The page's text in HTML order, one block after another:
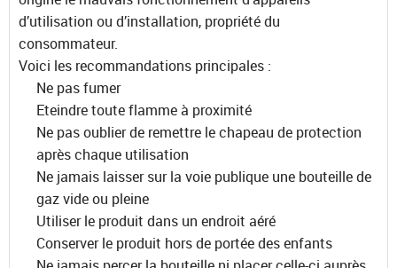
d’utilisation ou d’installation, propriété du
consommateur.
Voici les recommandations principales :
Ne pas fumer
Eteindre toute flamme à proximité
Ne pas oublier de remettre le chapeau de protection
après chaque utilisation
Ne jamais laisser sur la voie publique une bouteille de
gaz vide ou pleine
Utiliser le produit dans un endroit aéré
Conserver le produit hors de portée des enfants